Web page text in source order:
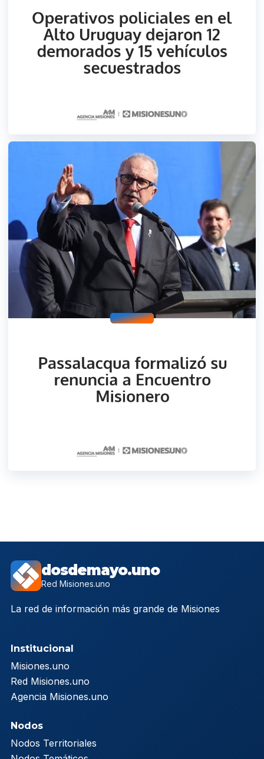
dosdemayo.uno
Red Misiones.uno
La red de información más grande de Misiones
Institucional
Misiones.uno
Red Misiones.uno
Agencia Misiones.uno
Nodos
Nodos Territoriales